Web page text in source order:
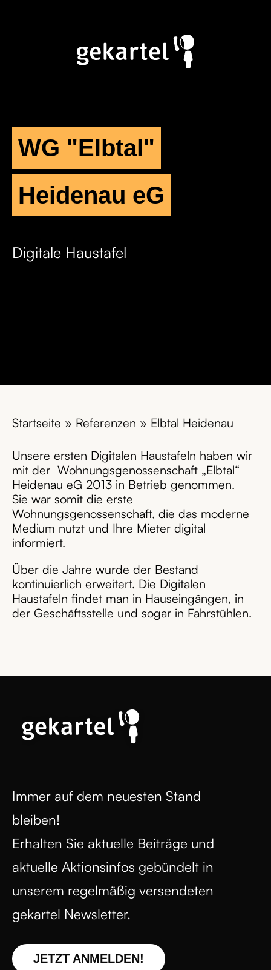
WG "Elbtal"
Heidenau eG
Digitale Haustafel
Startseite » Referenzen » Elbtal Heidenau
Unsere ersten Digitalen Haustafeln haben wir
mit der Wohnungsgenossenschaft „Elbtal“
Heidenau eG 2013 in Betrieb genommen.
Sie war somit die erste
Wohnungsgenossenschaft, die das moderne
Medium nutzt und Ihre Mieter digital
informiert.
Über die Jahre wurde der Bestand
kontinuierlich erweitert. Die Digitalen
Haustafeln findet man in Hauseingängen, in
der Geschäftsstelle und sogar in Fahrstühlen.
Immer auf dem neuesten Stand
bleiben!
Erhalten Sie aktuelle Beiträge und
aktuelle Aktionsinfos gebündelt in
unserem regelmäßig versendeten
gekartel Newsletter.
JETZT ANMELDEN!